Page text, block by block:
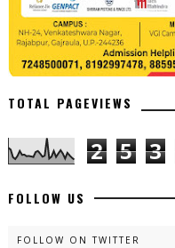
TOTAL PAGEVIEWS
2 5 3
FOLLOW US
FOLLOW ON TWITTER